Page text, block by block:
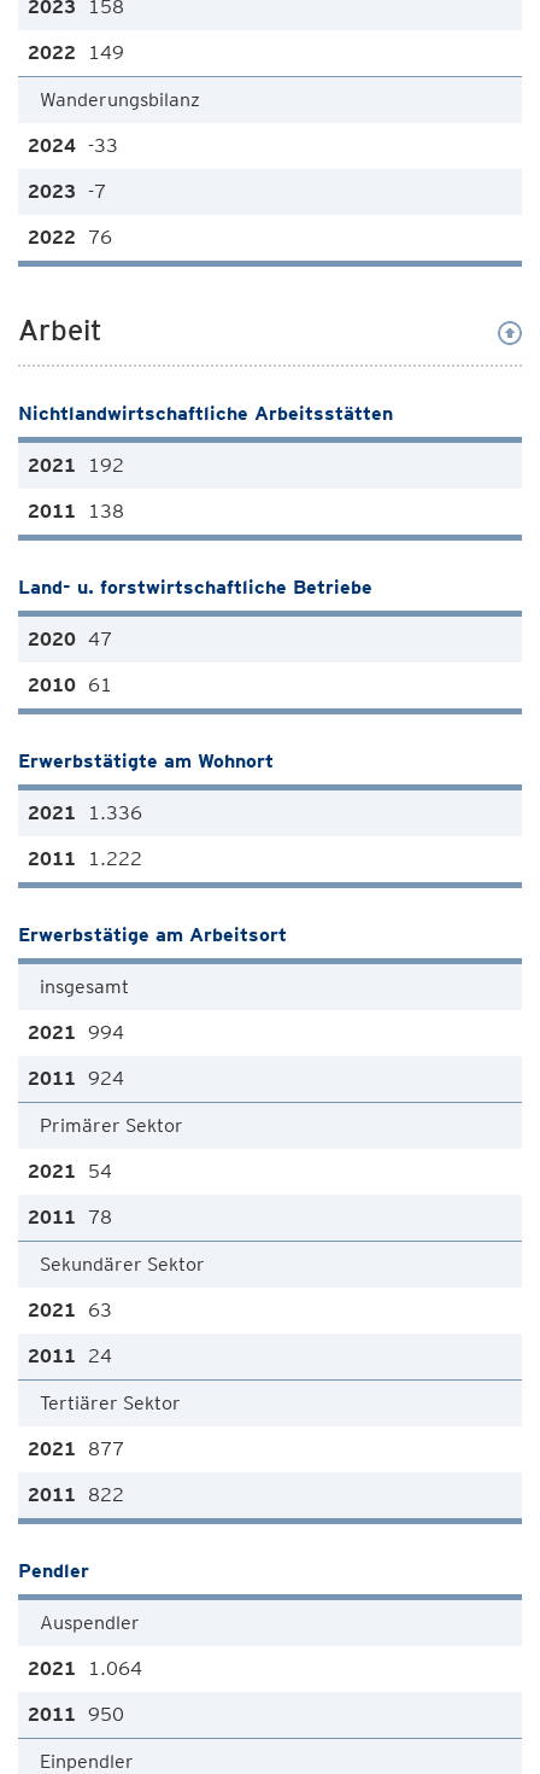
158
149
Wanderungsbilanz
-33
-7
76
Arbeit
Nichtlandwirtschaftliche Arbeitsstätten
192
138
Land- u. forstwirtschaftliche Betriebe
47
61
Erwerbstätigte am Wohnort
1.336
1.222
Erwerbstätige am Arbeitsort
insgesamt
994
924
Primärer Sektor
54
78
Sekundärer Sektor
63
24
Tertiärer Sektor
877
822
Pendler
Auspendler
1.064
950
Einpendler